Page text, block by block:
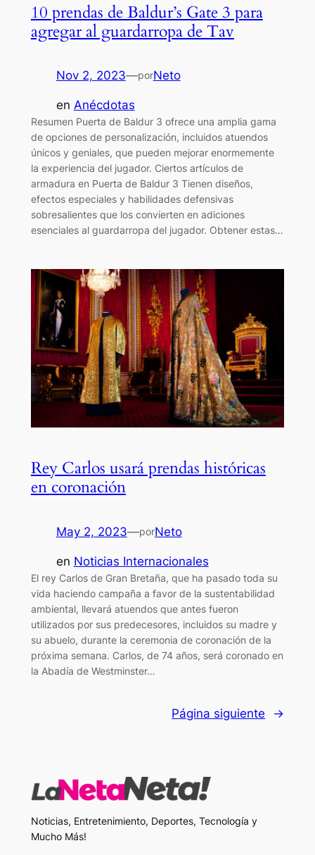
10 prendas de Baldur’s Gate 3 para
agregar al guardarropa de Tav
Nov 2, 2023—porNeto
en Anécdotas
Resumen Puerta de Baldur 3 ofrece una amplia gama
de opciones de personalización, incluidos atuendos
únicos y geniales, que pueden mejorar enormemente
la experiencia del jugador. Ciertos artículos de
armadura en Puerta de Baldur 3 Tienen diseños,
efectos especiales y habilidades defensivas
sobresalientes que los convierten en adiciones
esenciales al guardarropa del jugador. Obtener estas…
Rey Carlos usará prendas históricas
en coronación
May 2, 2023—porNeto
en Noticias Internacionales
El rey Carlos de Gran Bretaña, que ha pasado toda su
vida haciendo campaña a favor de la sustentabilidad
ambiental, llevará atuendos que antes fueron
utilizados por sus predecesores, incluidos su madre y
su abuelo, durante la ceremonia de coronación de la
próxima semana. Carlos, de 74 años, será coronado en
la Abadía de Westminster…
Página siguiente →
Noticias, Entretenimiento, Deportes, Tecnología y
Mucho Más!